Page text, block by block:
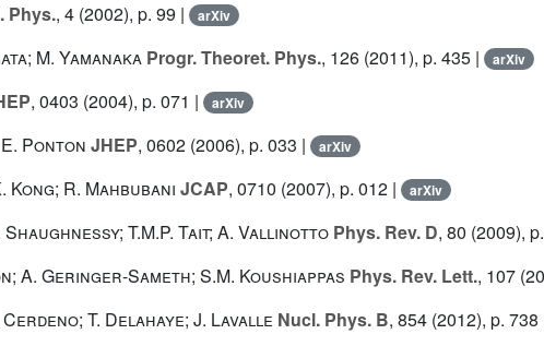
Phys., 4 (2002), p. 99 | arXiv
M. Yamanaka Progr. Theoret. Phys., 126 (2011), p. 435 | arXiv
, 0403 (2004), p. 071 | arXiv
Ponton JHEP, 0602 (2006), p. 033 | arXiv
R. Mahbubani JCAP, 0710 (2007), p. 012 | arXiv
T.M.P. Tait; A. Vallinotto Phys. Rev. D, 80 (2009),
A. Geringer-Sameth; S.M. Koushiappas Phys. Rev. Lett., 107
T. Delahaye; J. Lavalle Nucl. Phys. B, 854 (2012), p. 738